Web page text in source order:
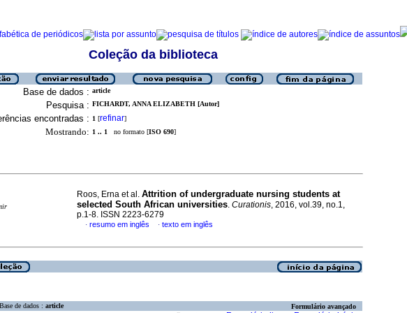
Coleção da biblioteca
Base de dados : article
Pesquisa : FICHARDT, ANNA ELIZABETH [Autor]
encontradas : 1 [refinar]
Mostrando: 1 .. 1 no formato [ISO 690]
Roos, Erna et al. Attrition of undergraduate nursing students at
selected South African universities. Curationis, 2016, vol.39, no.1,
p.1-8. ISSN 2223-6279
· resumo em inglês · texto em inglês
Base de dados : article Formulário avançado